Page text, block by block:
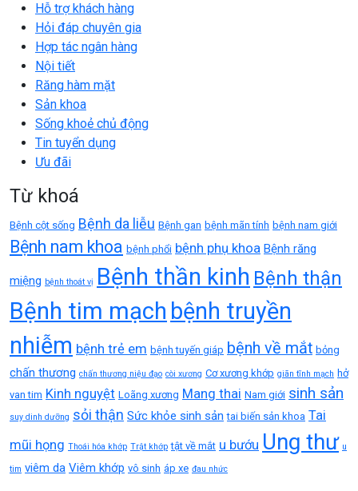
Hỗ trợ khách hàng
Hỏi đáp chuyên gia
Hợp tác ngân hàng
Nội tiết
Răng hàm mặt
Sản khoa
Sống khoẻ chủ động
Tin tuyển dụng
Ưu đãi
Từ khoá
Bệnh cột sống Bệnh da liễu Bệnh gan bệnh mãn tính bệnh nam giới
Bệnh nam khoa bệnh phổi bệnh phụ khoa Bệnh răng
miệng bệnh thoát vị Bệnh thần kinh Bệnh thận
Bệnh tim mạch bệnh truyền
nhiễm bệnh trẻ em bệnh tuyến giáp bệnh về mắt bỏng
chấn thương chấn thương niệu đạo còi xương Cơ xương khớp giãn tĩnh mạch hở
van tim Kinh nguyệt Loãng xương Mang thai Nam giới sinh sản
suy dinh dưỡng sỏi thận Sức khỏe sinh sản tai biến sản khoa Tai
mũi họng Thoái hóa khớp Trật khớp tật về mắt u bướu Ung thư u
tim viêm da Viêm khớp vô sinh áp xe đau nhức